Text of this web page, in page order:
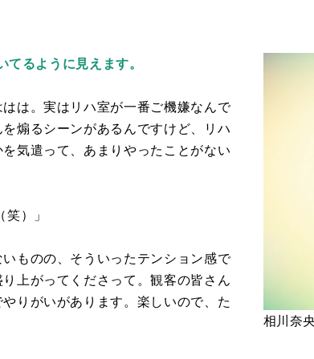
相川奈
るように見えます。
は。実はリハ室が一番ご機嫌なんで
煽るシーンがあるんですけど、リハ
気遣って、あまりやったことがない
）」
ものの、そういったテンション感で
上がってくださって。観客の皆さん
りがいがあります。楽しいので、た